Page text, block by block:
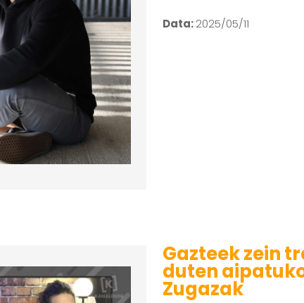
Data:2025/05/11
Gazteek zein
duten
Zugazak